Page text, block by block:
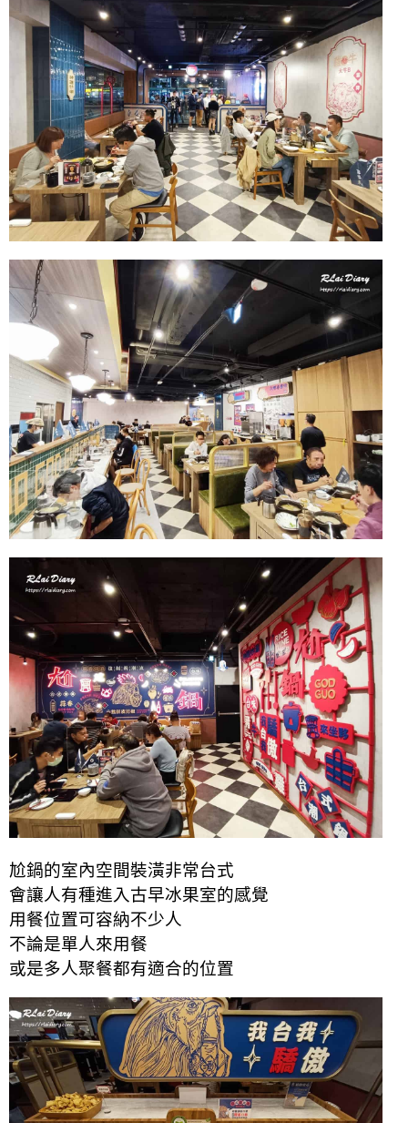
尬鍋的室內空間裝潢非常台式
會讓人有種進入古早冰果室的感覺
用餐位置可容納不少人
不論是單人來用餐
或是多人聚餐都有適合的位置